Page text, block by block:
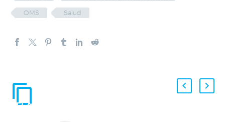
OMS Salud
RELACIONADAS